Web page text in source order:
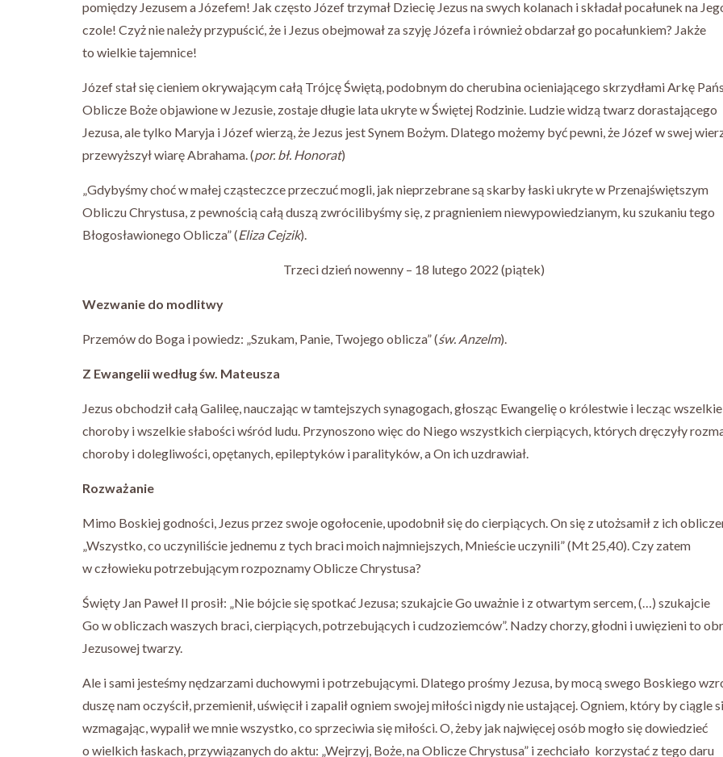
pomiędzy Jezusem a Józefem! Jak często Józef trzymał Dziecię Jezus na swych kolanach i składał pocałunek na
czole! Czyż nie należy przypuścić, że i Jezus obejmował za szyję Józefa i również obdarzał go pocałunkiem? Jakże
to wielkie tajemnice!
Józef stał się cieniem okrywającym całą Trójcę Świętą, podobnym do cherubina ocieniającego skrzydłami Arkę
Oblicze Boże objawione w Jezusie, zostaje długie lata ukryte w Świętej Rodzinie. Ludzie widzą twarz dorastającego
Jezusa, ale tylko Maryja i Józef wierzą, że Jezus jest Synem Bożym. Dlatego możemy być pewni, że Józef w swej
przewyższył wiarę Abrahama. (por. bł. Honorat)
„Gdybyśmy choć w małej cząsteczce przeczuć mogli, jak nieprzebrane są skarby łaski ukryte w Przenajświętszym
Obliczu Chrystusa, z pewnością całą duszą zwrócilibyśmy się, z pragnieniem niewypowiedzianym, ku szukaniu tego
Błogosławionego Oblicza” (Eliza Cejzik).
Trzeci dzień nowenny – 18 lutego 2022 (piątek)
Wezwanie do modlitwy
Przemów do Boga i powiedz: „Szukam, Panie, Twojego oblicza” (św. Anzelm).
Z Ewangelii według św. Mateusza
Jezus obchodził całą Galileę, nauczając w tamtejszych synagogach, głosząc Ewangelię o królestwie i lecząc wszelkie
choroby i wszelkie słabości wśród ludu. Przynoszono więc do Niego wszystkich cierpiących, których dręczyły
choroby i dolegliwości, opętanych, epileptyków i paralityków, a On ich uzdrawiał.
Rozważanie
Mimo Boskiej godności, Jezus przez swoje ogołocenie, upodobnił się do cierpiących. On się z utożsamił z ich
„Wszystko, co uczyniliście jednemu z tych braci moich najmniejszych, Mnieście uczynili” (Mt 25,40). Czy zatem
w człowieku potrzebującym rozpoznamy Oblicze Chrystusa?
Święty Jan Paweł II prosił: „Nie bójcie się spotkać Jezusa; szukajcie Go uważnie i z otwartym sercem, (…) szukajcie
Go w obliczach waszych braci, cierpiących, potrzebujących i cudzoziemców”. Nadzy chorzy, głodni i uwięzieni to
Jezusowej twarzy.
Ale i sami jesteśmy nędzarzami duchowymi i potrzebującymi. Dlatego prośmy Jezusa, by mocą swego Boskiego
duszę nam oczyścił, przemienił, uświęcił i zapalił ogniem swojej miłości nigdy nie ustającej. Ogniem, który by ciągle
wzmagając, wypalił we mnie wszystko, co sprzeciwia się miłości. O, żeby jak najwięcej osób mogło się dowiedzieć
o wielkich łaskach, przywiązanych do aktu: „Wejrzyj, Boże, na Oblicze Chrystusa” i zechciało korzystać z tego daru